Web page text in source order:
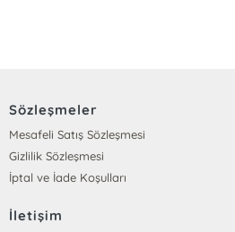
Sözleşmeler
Mesafeli Satış Sözleşmesi
Gizlilik Sözleşmesi
İptal ve İade Koşulları
İletişim